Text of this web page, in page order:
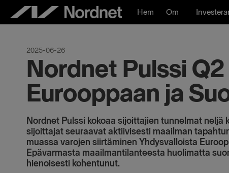
Hoppa
Hem Om
2025-06-26
Nordnet Pulssi
Eurooppaan ja
Nordnet Pulssi kokoaa sijoittajien tunnelmat
sijoittajat seuraavat aktiivisesti maailman
muassa varojen siirtäminen Yhdysvalloista
Epävarmasta maailmantilanteesta huolimatta
hienoisesti kohentunut.